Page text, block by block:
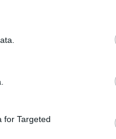
for Targeted